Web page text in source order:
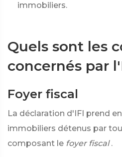
immobiliers.
Quels sont les
concernés par
Foyer fiscal
La déclaration d'IFI prend
immobiliers détenus par
composant le foyer fiscal .